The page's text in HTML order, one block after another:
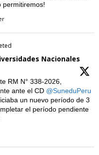
permitiremos!
Nacionales
RM N° 338-2026,
ante el CD @SuneduPeru
un nuevo período de 3
el período pendiente